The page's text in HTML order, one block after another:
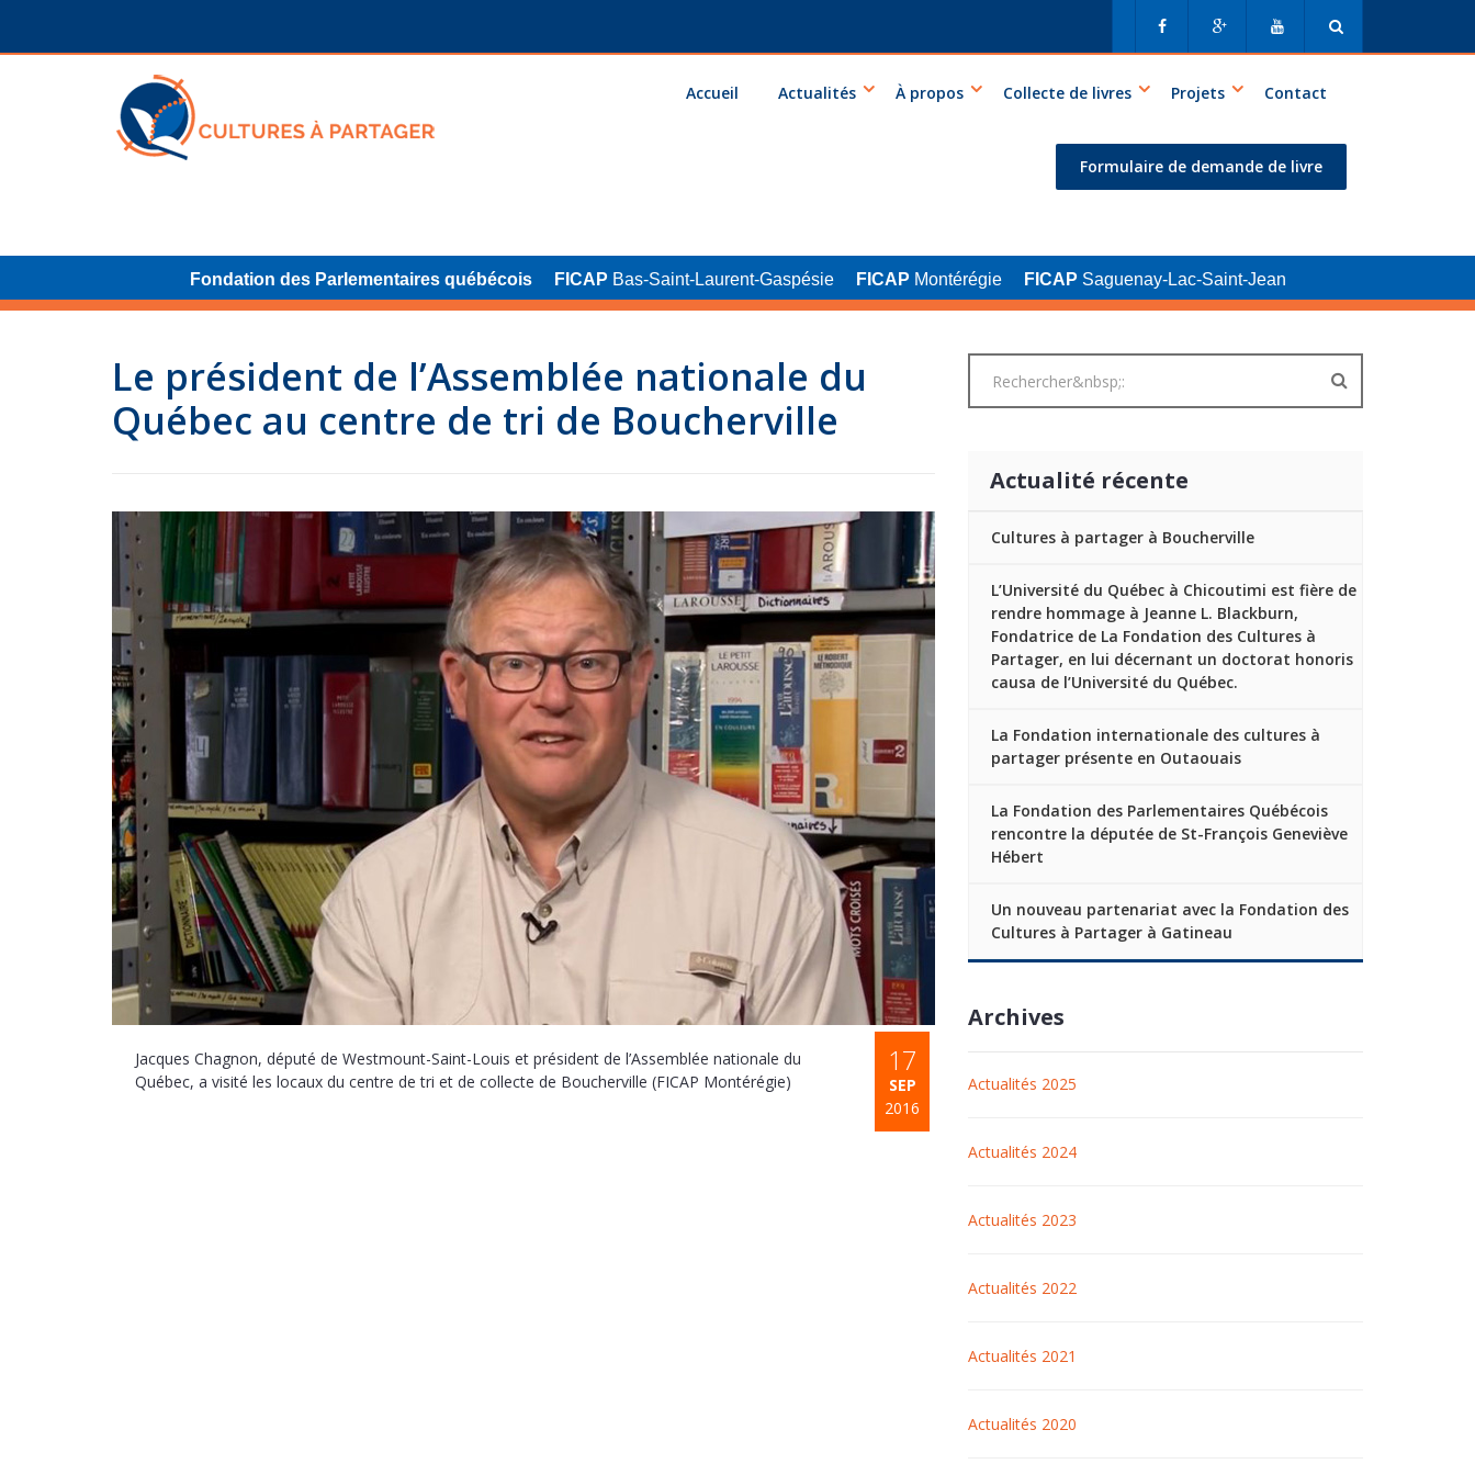
Accueil Actualités À propos Collecte de livres Projets Contact
Formulaire de demande de livre
Fondation des Parlementaires québécois FICAP Bas-Saint-Laurent-Gaspésie FICAP Montérégie FICAP Saguenay-Lac-Saint-Jean
Le président de l’Assemblée nationale du
Québec au centre de tri de Boucherville
17
SEP
2016
Jacques Chagnon, député de Westmount-Saint-Louis et président de l’Assemblée nationale du
Québec, a visité les locaux du centre de tri et de collecte de Boucherville (FICAP Montérégie)
Actualité récente
Cultures à partager à Boucherville
L’Université du Québec à Chicoutimi est fière de
rendre hommage à Jeanne L. Blackburn,
Fondatrice de La Fondation des Cultures à
Partager, en lui décernant un doctorat honoris
causa de l’Université du Québec.
La Fondation internationale des cultures à
partager présente en Outaouais
La Fondation des Parlementaires Québécois
rencontre la députée de St-François Geneviève
Hébert
Un nouveau partenariat avec la Fondation des
Cultures à Partager à Gatineau
Archives
Actualités 2025
Actualités 2024
Actualités 2023
Actualités 2022
Actualités 2021
Actualités 2020